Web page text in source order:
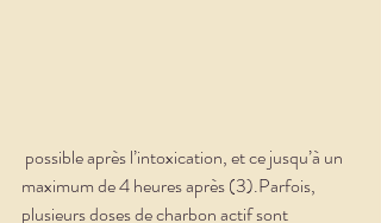
maximum de 4 heures après (3).Parfois,
plusieurs doses de charbon actif sont